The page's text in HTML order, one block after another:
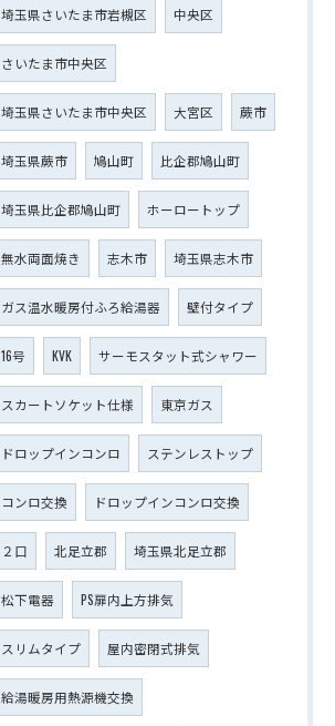
埼玉県さいたま市岩槻区 中央区
さいたま市中央区
埼玉県さいたま市中央区 大宮区 蕨市
埼玉県蕨市 鳩山町 比企郡鳩山町
埼玉県比企郡鳩山町 ホーロートップ
無水両面焼き 志木市 埼玉県志木市
ガス温水暖房付ふろ給湯器 壁付タイプ
16号 KVK サーモスタット式シャワー
スカートソケット仕様 東京ガス
ドロップインコンロ ステンレストップ
コンロ交換 ドロップインコンロ交換
２口 北足立郡 埼玉県北足立郡
松下電器 PS扉内上方排気
スリムタイプ 屋内密閉式排気
給湯暖房用熱源機交換